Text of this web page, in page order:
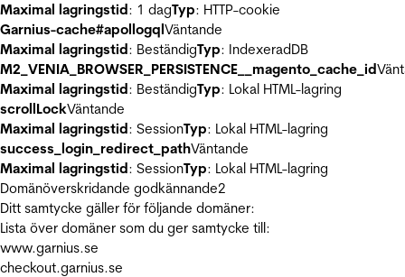
Maximal lagringstid: 1 dagTyp: HTTP-cookie
Garnius-cache#apollogqlVäntande
Maximal lagringstid: BeständigTyp: IndexeradDB
M2_VENIA_BROWSER_PERSISTENCE__magento_cache_id
Maximal lagringstid: BeständigTyp: Lokal HTML-lagring
scrollLockVäntande
Maximal lagringstid: SessionTyp: Lokal HTML-lagring
success_login_redirect_pathVäntande
Maximal lagringstid: SessionTyp: Lokal HTML-lagring
Domänöverskridande godkännande2
Ditt samtycke gäller för följande domäner:
Lista över domäner som du ger samtycke till:
www.garnius.se
checkout.garnius.se